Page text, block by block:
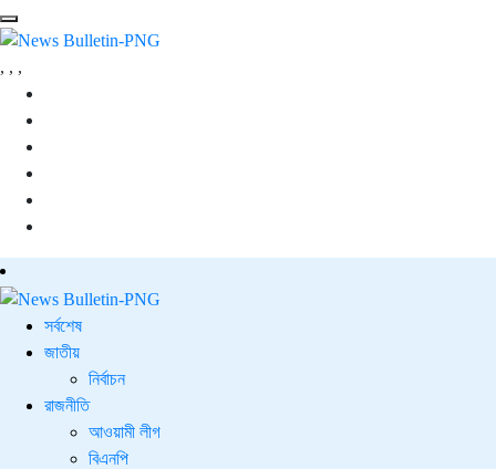
, , ,
সর্বশেষ
জাতীয়
নির্বাচন
রাজনীতি
আওয়ামী লীগ
বিএনপি